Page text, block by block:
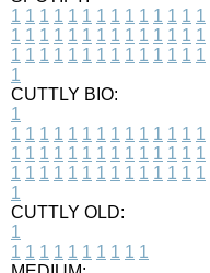
1 1 1 1 1 1 1 1 1 1 1 1 1 1
1 1 1 1 1 1 1 1 1 1 1 1 1 1
1 1 1 1 1 1 1 1 1 1 1 1 1 1
1
CUTTLY BIO:
1
1 1 1 1 1 1 1 1 1 1 1 1 1 1
1 1 1 1 1 1 1 1 1 1 1 1 1 1
1 1 1 1 1 1 1 1 1 1 1 1 1 1
1
CUTTLY OLD:
1
1 1 1 1 1 1 1 1 1 1